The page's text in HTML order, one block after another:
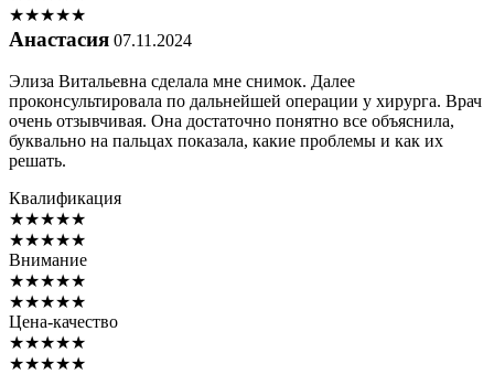
★★★★★
Анастасия 07.11.2024
Элиза Витальевна сделала мне снимок. Далее
проконсультировала по дальнейшей операции у хирурга. Врач
очень отзывчивая. Она достаточно понятно все объяснила,
буквально на пальцах показала, какие проблемы и как их
решать.
Квалификация
★★★★★
★★★★★
Внимание
★★★★★
★★★★★
Цена-качество
★★★★★
★★★★★